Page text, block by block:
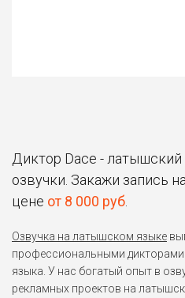
Диктор Dace -
озвучки. Закажи запись
цене от 8 000 руб
Озвучка на латышском языке
профессиональными
языка. У нас богатый опыт в
рекламных проектов на